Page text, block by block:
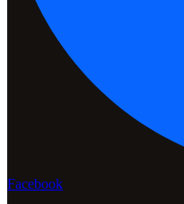
Facebook